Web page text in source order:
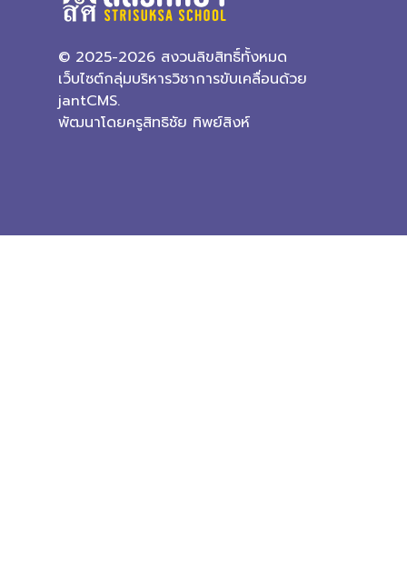
© 2025-2026 สงวนลิขสิทธิ์ทั้งหมด
เว็บไซต์กลุ่มบริหารวิชาการขับเคลื่อนด้วย
jantCMS.
พัฒนาโดยครูสิทธิชัย ทิพย์สิงห์